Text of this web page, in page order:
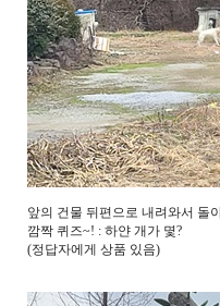
앞의 건물 뒤편으로 내려와서 돌
깜짝 퀴즈~! : 하얀 개가 몇?
(정답자에게 상품 있음)